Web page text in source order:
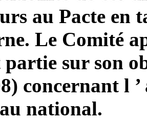
au Pacte en
Le Comité
sur son
concernant l
national.